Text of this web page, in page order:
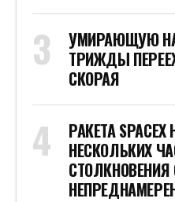
УМИРАЮЩУЮ
ТРИЖДЫ
СКОРАЯ
РАКЕТА
НЕСКОЛЬКИХ